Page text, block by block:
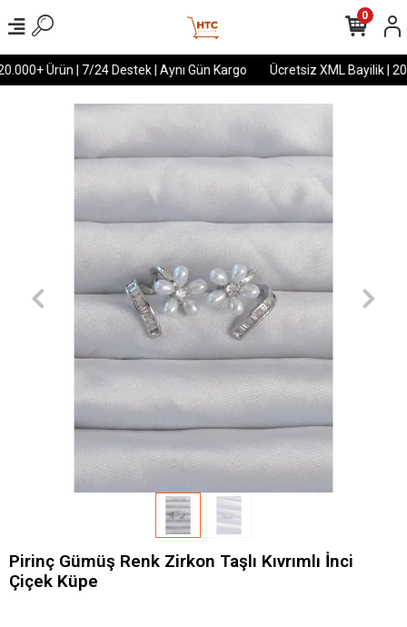
Ürün | 7/24 Destek | Aynı Gün Kargo Ücretsiz XML Bayilik |
0
Pirinç Gümüş Renk Zirkon Taşlı Kıvrımlı İnci
Çiçek Küpe